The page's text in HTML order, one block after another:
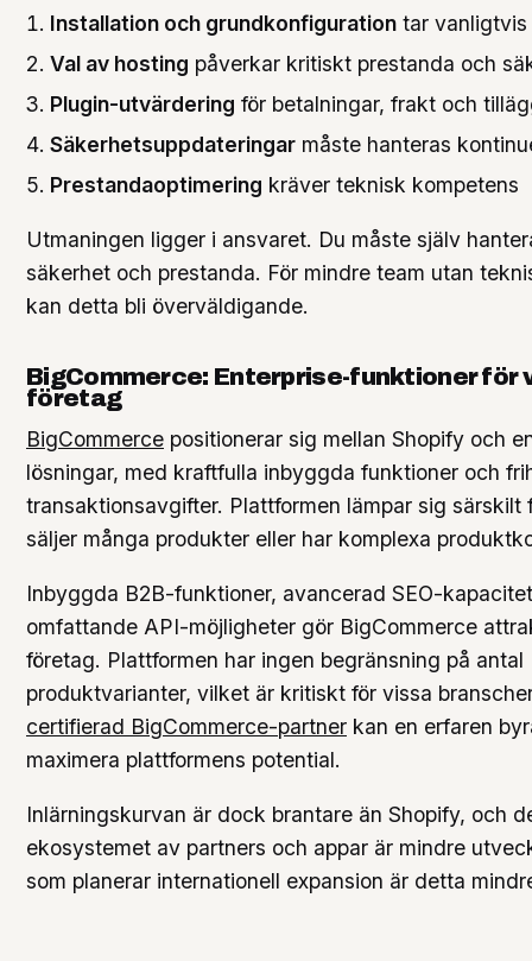
Installation och grundkonfiguration tar vanligtvis
Val av hosting påverkar kritiskt prestanda och
Plugin-utvärdering för betalningar, frakt och
Säkerhetsuppdateringar måste hanteras
Prestandaoptimering kräver teknisk kompetens
Utmaningen ligger i ansvaret. Du måste själv
säkerhet och prestanda. För mindre team utan
kan detta bli överväldigande.
BigCommerce: Enterprise-funktioner för
företag
BigCommerce positionerar sig mellan Shopify och
lösningar, med kraftfulla inbyggda funktioner och
transaktionsavgifter. Plattformen lämpar sig särskilt
säljer många produkter eller har komplexa
Inbyggda B2B-funktioner, avancerad SEO-
omfattande API-möjligheter gör BigCommerce
företag. Plattformen har ingen begränsning på antal
produktvarianter, vilket är kritiskt för vissa
certifierad BigCommerce-partner kan en erfaren
maximera plattformens potential.
Inlärningskurvan är dock brantare än Shopify, och
ekosystemet av partners och appar är mindre
som planerar internationell expansion är detta